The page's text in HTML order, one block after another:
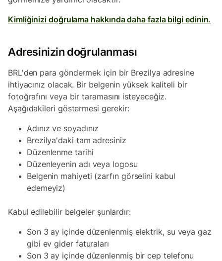
Kimliğinizi doğrulama hakkında daha fazla bilgi edinin.
Adresinizin doğrulanması
BRL'den para göndermek için bir Brezilya adresine
ihtiyacınız olacak. Bir belgenin yüksek kaliteli bir
fotoğrafını veya bir taramasını isteyeceğiz.
Aşağıdakileri göstermesi gerekir:
Adınız ve soyadınız
Brezilya'daki tam adresiniz
Düzenlenme tarihi
Düzenleyenin adı veya logosu
Belgenin mahiyeti (zarfın görselini kabul
edemeyiz)
Kabul edilebilir belgeler şunlardır:
Son 3 ay içinde düzenlenmiş elektrik, su veya gaz
gibi ev gider faturaları
Son 3 ay içinde düzenlenmiş bir cep telefonu